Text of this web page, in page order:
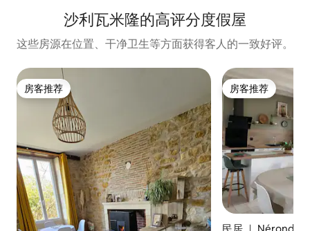
沙利瓦米隆的高评分度假屋
这些房源在位置、干净卫生等方面获得客人的一致好评。
房客推荐
房客推荐 房客推荐
房客推荐